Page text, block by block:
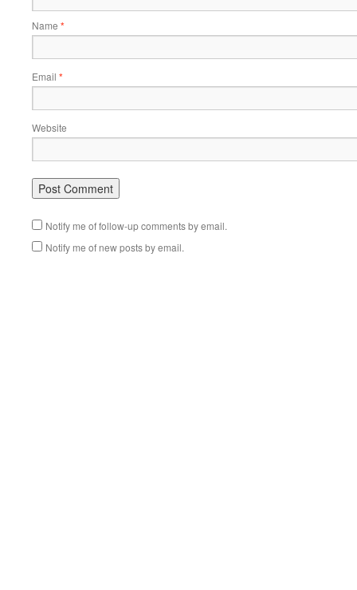
Name *
Email *
Website
Notify me of follow-up comments by email.
Notify me of new posts by email.